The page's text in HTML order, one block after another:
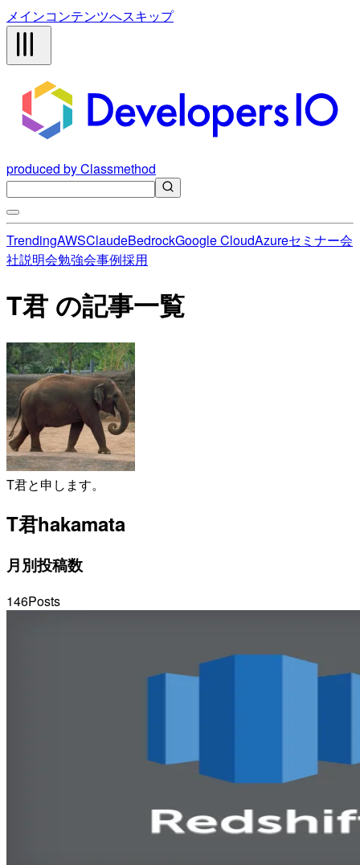
メインコンテンツへスキップ
produced by Classmethod
TrendingAWSClaudeBedrockGoogle CloudAzureセミナー会
社説明会勉強会事例採用
T君 の記事一覧
T君と申します。
T君hakamata
月別投稿数
146Posts